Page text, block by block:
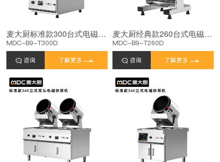
麦大厨标准款300台式电磁商用炒菜机
MDC-B9-T300D
咨询 了解更多
麦大厨经典款260台式电磁商用炒菜机
MDC-B9-T260D
咨询 了解更多